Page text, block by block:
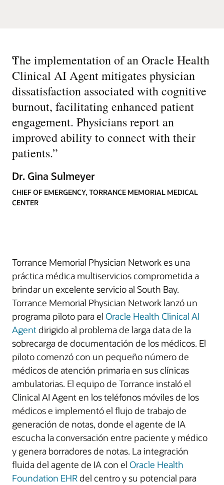
“
The implementation of an Oracle Health
Clinical AI Agent mitigates physician
dissatisfaction associated with cognitive
burnout, facilitating enhanced patient
engagement. Physicians report an
improved ability to connect with their
patients.”
Dr. Gina Sulmeyer
CHIEF OF EMERGENCY, TORRANCE MEMORIAL MEDICAL
CENTER
Torrance Memorial Physician Network es una
práctica médica multiservicios comprometida a
brindar un excelente servicio al South Bay.
Torrance Memorial Physician Network lanzó un
programa piloto para el Oracle Health Clinical AI
Agentdirigido al problema de larga data de la
sobrecarga de documentación de los médicos. El
piloto comenzó con un pequeño número de
médicos de atención primaria en sus clínicas
ambulatorias. El equipo de Torrance instaló el
Clinical AI Agent en los teléfonos móviles de los
médicos e implementó el flujo de trabajo de
generación de notas, donde el agente de IA
escucha la conversación entre paciente y médico
y genera borradores de notas. La integración
fluida del agente de IA con el Oracle Health
Foundation EHRdel centro y su potencial para